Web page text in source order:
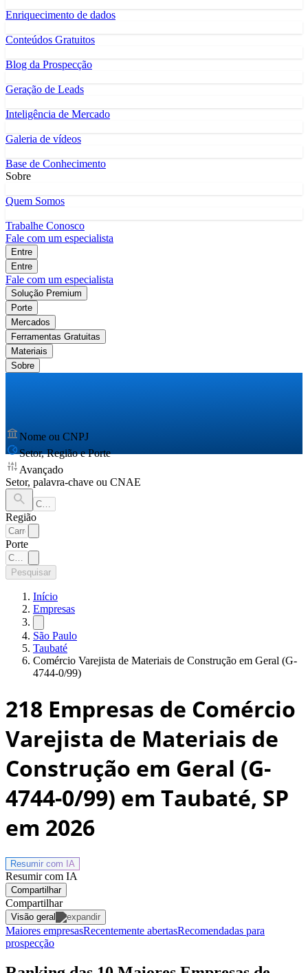
Enriquecimento de dados
Conteúdos Gratuitos
Blog da Prospecção
Geração de Leads
Inteligência de Mercado
Galeria de vídeos
Base de Conhecimento
Sobre
Quem Somos
Trabalhe Conosco
Fale com um especialista
Entre
Entre
Fale com um especialista
Solução Premium
Porte
Mercados
Ferramentas Gratuitas
Materiais
Sobre
Nome ou CNPJ
Setor, Região e Porte
Avançado
Setor, palavra-chave ou CNAE
Região
Porte
Pesquisar
Início
Empresas
São Paulo
Taubaté
Comércio Varejista de Materiais de Construção em Geral (G-
4744-0/99)
218 Empresas de Comércio
Varejista de Materiais de
Construção em Geral (G-
4744-0/99) em Taubaté, SP
em 2026
Resumir com IA
Resumir com IA
Compartilhar
Compartilhar
Visão geral
Maiores empresasRecentemente abertasRecomendadas para
prospecção